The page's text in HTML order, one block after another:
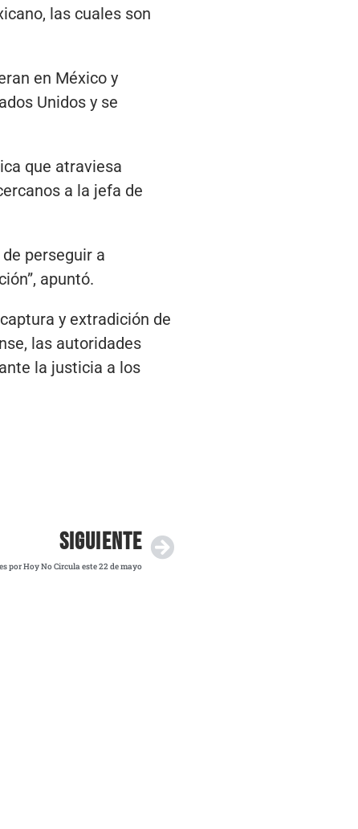
las cuales son
en México y
Unidos y se
que atraviesa
a la jefa de
perseguir a
apuntó.
y extradición de
las autoridades
la justicia a los
SIGUIENTE
por Hoy No Circula este 22 de mayo